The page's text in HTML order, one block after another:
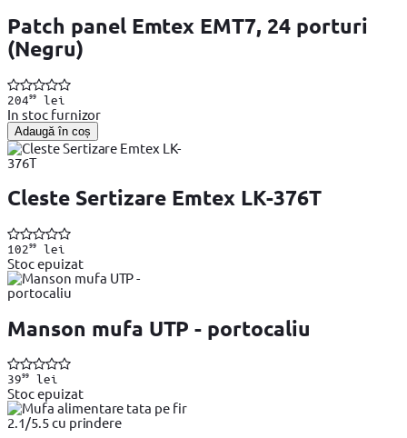
Patch panel Emtex EMT7, 24 porturi
(Negru)
20499lei
In stoc furnizor
Adaugă în coș
Cleste Sertizare Emtex LK-376T
10299lei
Stoc epuizat
Manson mufa UTP - portocaliu
3999lei
Stoc epuizat